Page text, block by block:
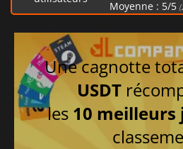
Moyenne : 5/5 (
Une cagnotte
USDT
les 10 meilleurs